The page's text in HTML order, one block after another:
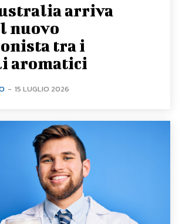
arriva
nuovo
tra i
aromatici
- 15 LUGLIO 2026